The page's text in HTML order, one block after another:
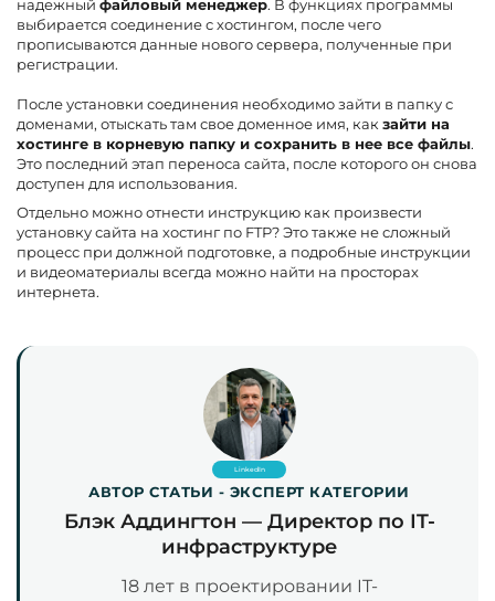
надежный файловый менеджер. В функциях программы
выбирается соединение с хостингом, после чего
прописываются данные нового сервера, полученные при
регистрации.
После установки соединения необходимо зайти в папку с
доменами, отыскать там свое доменное имя, как зайти на
хостинге в корневую папку и сохранить в нее все файлы.
Это последний этап переноса сайта, после которого он снова
доступен для использования.
Отдельно можно отнести инструкцию как произвести
установку сайта на хостинг по FTP? Это также не сложный
процесс при должной подготовке, а подробные инструкции
и видеоматериалы всегда можно найти на просторах
интернета.
LinkedIn
АВТОР СТАТЬИ - ЭКСПЕРТ КАТЕГОРИИ
Блэк Аддингтон — Директор по IT-
инфраструктуре
18 лет в проектировании IT-